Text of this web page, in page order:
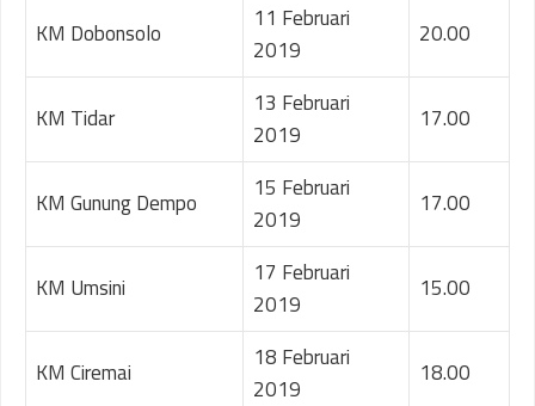
KM Dobonsolo
11 Februari
2019
20.00
KM Tidar
13 Februari
2019
17.00
KM Gunung Dempo
15 Februari
2019
17.00
KM Umsini
17 Februari
2019
15.00
KM Ciremai
18 Februari
2019
18.00